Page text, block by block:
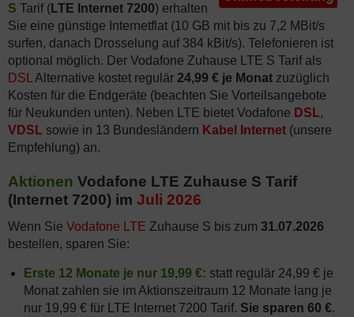
S Tarif (LTE Internet 7200) erhalten
Sie eine günstige Internetflat (10 GB mit bis zu 7,2 MBit/s
surfen, danach Drosselung auf 384 kBit/s). Telefonieren ist
optional möglich. Der Vodafone Zuhause LTE S Tarif als
DSL
Alternative kostet regulär 24,99 € je Monat zuzüglich
Kosten für die Endgeräte (beachten Sie Vorteilsangebote
für Neukunden unten). Neben LTE bietet Vodafone DSL,
VDSL sowie in 13 Bundesländern Kabel Internet (unsere
Empfehlung) an.
Aktionen Vodafone LTE Zuhause S Tarif
(Internet 7200) im Juli 2026
Wenn Sie Vodafone LTE Zuhause S bis zum 31.07.2026
bestellen, sparen Sie:
Erste 12 Monate je nur 19,99 €: statt regulär 24,99 € je
Monat zahlen sie im Aktionszeitraum 12 Monate lang je
nur 19,99 € für LTE Internet 7200 Tarif. Sie sparen 60 €.